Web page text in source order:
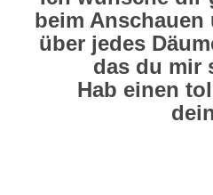
beim
über jedes
das du mir
Hab einen